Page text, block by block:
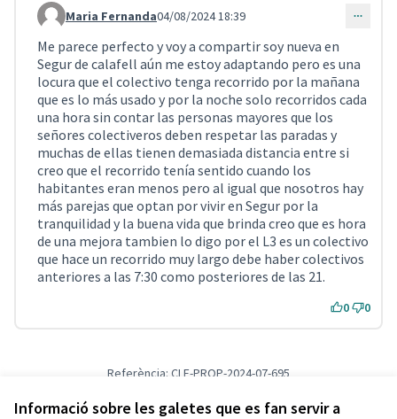
Informació sobre les galetes que es fan servir a
Comentari 874
Maria Fernanda04/08/2024 18:39
Me parece perfecto y voy a compartir soy nueva en
Segur de calafell aún me estoy adaptando pero es una
locura que el colectivo tenga recorrido por la mañana
que es lo más usado y por la noche solo recorridos cada
una hora sin contar las personas mayores que los
señores colectiveros deben respetar las paradas y
muchas de ellas tienen demasiada distancia entre si
creo que el recorrido tenía sentido cuando los
habitantes eran menos pero al igual que nosotros hay
más parejas que optan por vivir en Segur por la
tranquilidad y la buena vida que brinda creo que es hora
de una mejora tambien lo digo por el L3 es un colectivo
que hace un recorrido muy largo debe haber colectivos
anteriores a las 7:30 como posteriores de las 21.
0 0
Referència: CLF-PROP-2024-07-695
Verifica l'empremta digital